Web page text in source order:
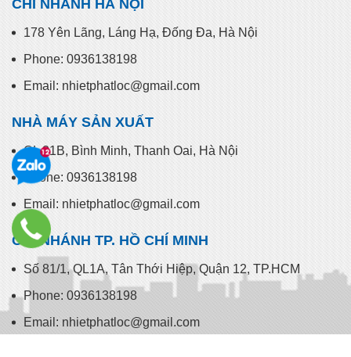
CHI NHÁNH HÀ NỘI
Phone: 0936138198
Email: nhietphatloc@gmail.com
NHÀ MÁY SẢN XUẤT
QL 21B, Bình Minh, Thanh Oai, Hà Nội
Phone: 0936138198